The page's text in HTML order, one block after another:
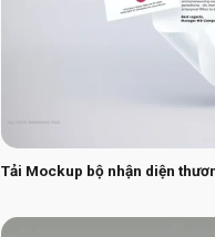
Tải Mockup bộ nhận diện